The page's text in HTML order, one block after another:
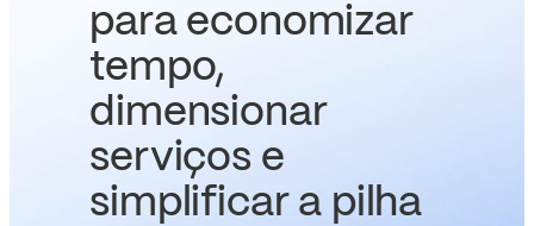
para economizar
tempo,
dimensionar
serviços e
simplificar a pilha